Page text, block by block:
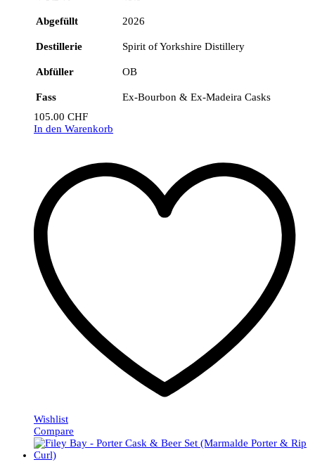
Abgefüllt 2026
Destillerie Spirit of Yorkshire Distillery
Abfüller OB
Fass
Ex-Bourbon & Ex-Madeira Casks
105.00 CHF
In den Warenkorb
Wishlist
Compare